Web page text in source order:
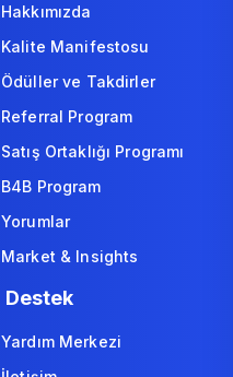
Hakkımızda
Kalite Manifestosu
Ödüller ve Takdirler
Referral Program
Satış Ortaklığı Programı
B4B Program
Yorumlar
Market & Insights
Destek
Yardım Merkezi